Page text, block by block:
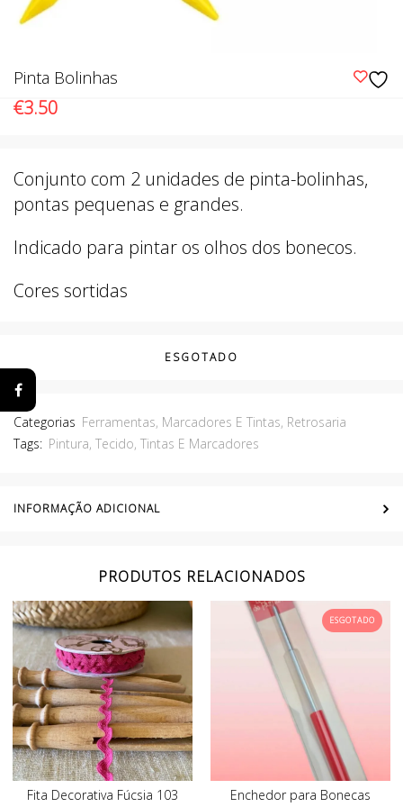
Pinta Bolinhas
€3.50
Conjunto com 2 unidades de pinta-bolinhas,
pontas pequenas e grandes.
Indicado para pintar os olhos dos bonecos.
Cores sortidas
ESGOTADO
Categorias Ferramentas, Marcadores E Tintas, Retrosaria
Tags: Pintura, Tecido, Tintas E Marcadores
INFORMAÇÃO ADICIONAL
PRODUTOS RELACIONADOS
Fita Decorativa Fúcsia 103
ESGOTADO
Enchedor para Bonecas